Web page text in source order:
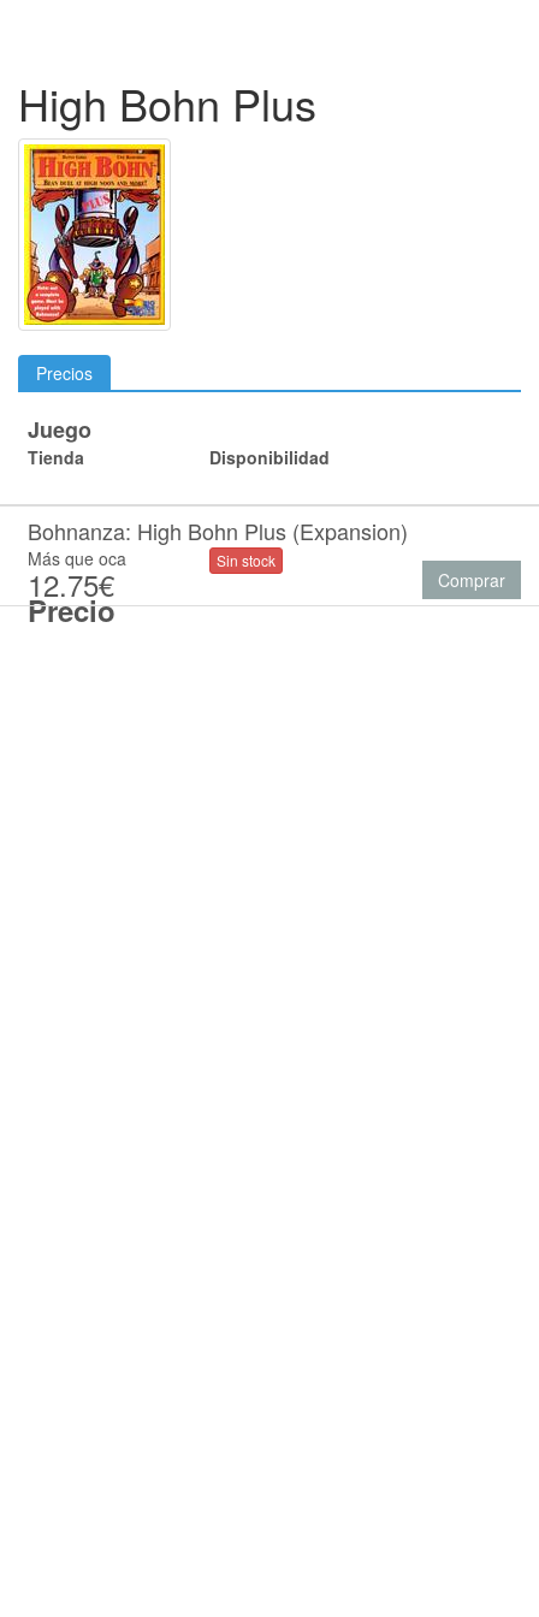
High Bohn Plus
Precios
Juego
Tienda
Precio
Disponibilidad
Bohnanza: High Bohn Plus (Expansion)
Más que oca
12.75€
Sin stock
Comprar